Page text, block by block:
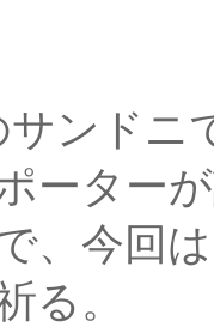
ンドニ
ーター
、今回
る。